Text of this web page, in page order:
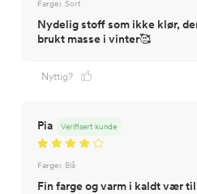
Farge: Sort
Nydelig stoff som ikke klør,
brukt masse i vinter🥰
Nyttig?
Pia Verifisert kunde
Farge: Blå
Fin farge og varm i kaldt vær